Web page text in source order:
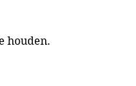
houden.